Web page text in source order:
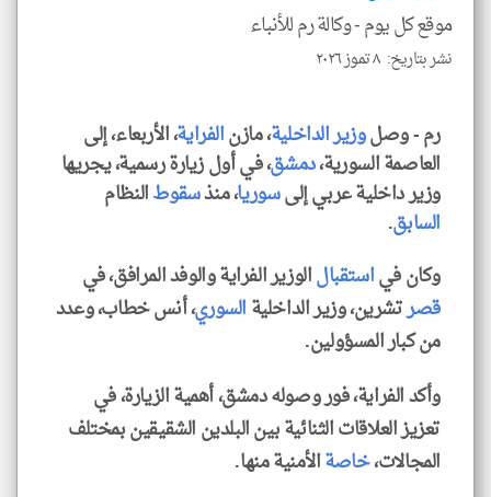
موقع كل يوم -وكالة رم للأنباء
نشر بتاريخ: ٨ تموز ٢٠٢٦
رم - وصلوزيرالداخلية، مازنالفراية، الأربعاء، إلى
العاصمة السورية،دمشق، في أول زيارة رسمية، يجريها
وزير داخلية عربي إلىسوريا، منذسقوطالنظام
السابق.
وكان فياستقبالالوزير الفراية والوفد المرافق، في
قصرتشرين، وزير الداخليةالسوري، أنس خطاب، وعدد
من كبار المسؤولين.
وأكد الفراية، فور وصوله دمشق، أهمية الزيارة، في
تعزيز العلاقات الثنائية بين البلدين الشقيقين بمختلف
المجالات،خاصةالأمنية منها.
klyoum.com